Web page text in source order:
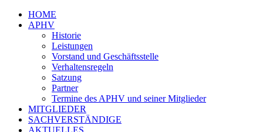
HOME
APHV
Historie
Leistungen
Vorstand und Geschäftsstelle
Verhaltensregeln
Satzung
Partner
Termine des APHV und seiner Mitglieder
MITGLIEDER
SACHVERSTÄNDIGE
AKTUELLES